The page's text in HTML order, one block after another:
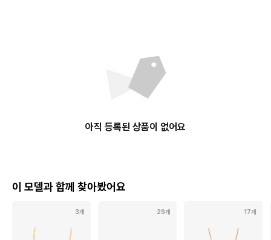
아직 등록된 상품이 없어요
이 모델과 함께 찾아봤어요
3개 29개 17개